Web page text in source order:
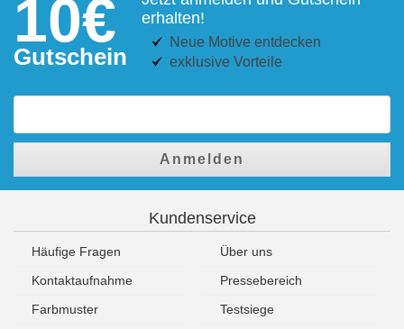
10€
Gutschein
erhalten!
Neue Motive entdecken
exklusive Vorteile
Anmelden
Kundenservice
Häufige Fragen
Über uns
Kontaktaufnahme
Pressebereich
Farbmuster
Testsiege